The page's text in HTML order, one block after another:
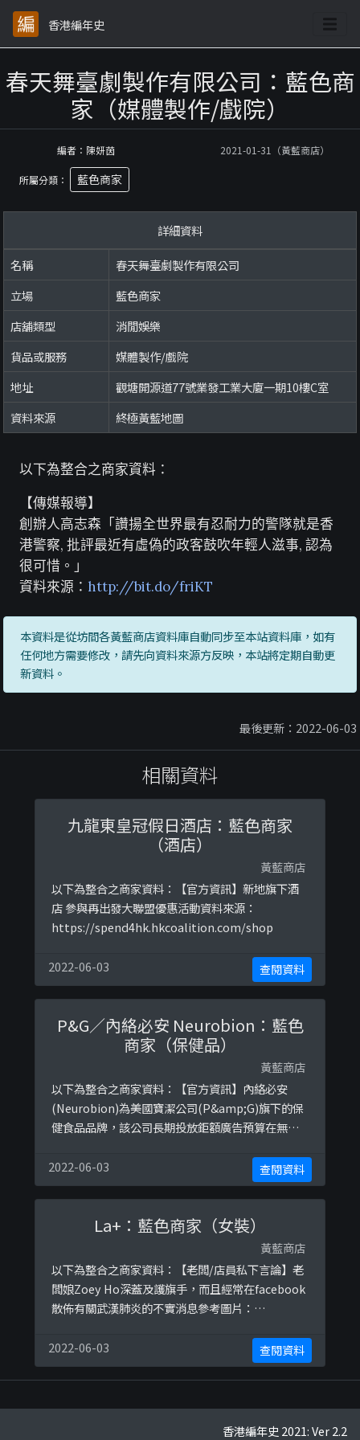
香港編年史
春天舞臺劇製作有限公司：藍色商
家（媒體製作/戲院）
編者：陳妍茵 2021-01-31（黃藍商店）
所屬分類： 藍色商家
詳細資料
名稱
春天舞臺劇製作有限公司
立場
藍色商家
店舖類型
消閒娛樂
貨品或服務
媒體製作/戲院
地址
觀塘開源道77號業發工業大廈一期10樓C室
資料來源
終極黃藍地圖
以下為整合之商家資料：
【傳媒報導】
創辦人高志森「讚揚全世界最有忍耐力的警隊就是香
港警察, 批評最近有虛偽的政客鼓吹年輕人滋事, 認為
很可惜。」
資料來源： http://bit.do/friKT
本資料是從坊間各黃藍商店資料庫自動同步至本站資料庫，如有
任何地方需要修改，請先向資料來源方反映，本站將定期自動更
新資料。
最後更新：2022-06-03
相關資料
九龍東皇冠假日酒店：藍色商家
（酒店）
黃藍商店
以下為整合之商家資料：【官方資訊】新地旗下酒
店 參與再出發大聯盟優惠活動資料來源：
https://spend4hk.hkcoalition.com/shop
2022-06-03 查閱資料
P&G／內絡必安 Neurobion：藍色
商家（保健品）
黃藍商店
以下為整合之商家資料：【官方資訊】內絡必安
(Neurobion)為美國寶潔公司(P&amp;G)旗下的保
健食品品牌，該公司長期投放鉅額廣告預算在無綫
無效後，已被其標記為「永久抵制」商戶。參考圖
片：https://ibb.co/qBwhBfD
2022-06-03 查閱資料
La+：藍色商家（女裝）
黃藍商店
以下為整合之商家資料：【老闆/店員私下言論】老
闆娘Zoey Ho深蓋及護旗手，而且經常在facebook
散佈有關武漢肺炎的不實消息參考圖片：
qhttps://ibb.co/D5ynXn1https://ibb.co/9N9pJ
33https://ibb.co/7Q7QGsb
2022-06-03 查閱資料
香港編年史 2021: Ver 2.2